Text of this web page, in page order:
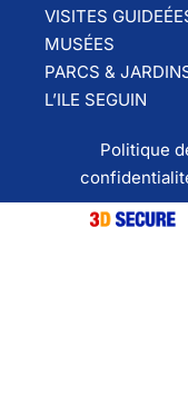
VISITES
MUSÉES
PARCS &
L’ILE SEGUIN
Politique